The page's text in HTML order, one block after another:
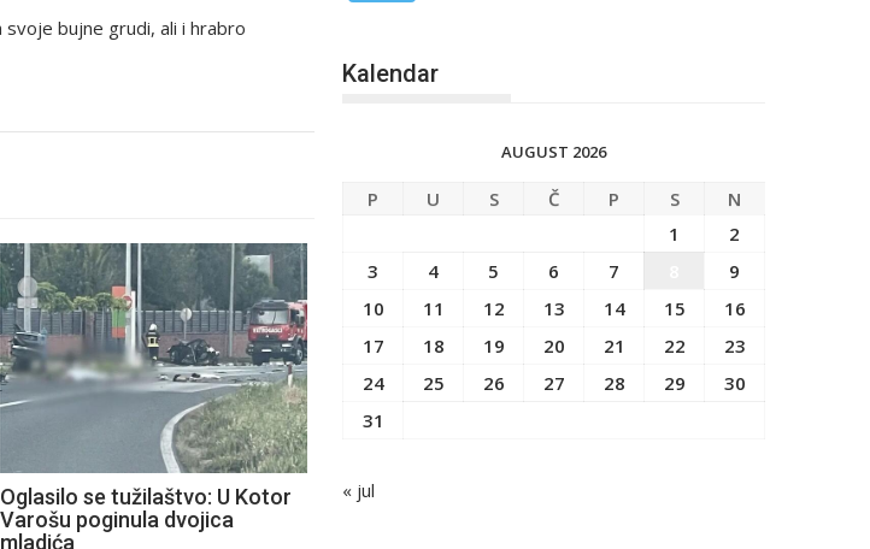
svoje bujne grudi, ali i hrabro
Oglasilo se tužilaštvo: U Kotor
Varošu poginula dvojica
mladića
Kalendar
AUGUST 2026
P U S Č P S
N
1
2
3
4 5 6 7
9
10
11 12 13 14 15
16
17
18 19 20 21 22
23
24
25 26 27 28 29
30
31
« jul